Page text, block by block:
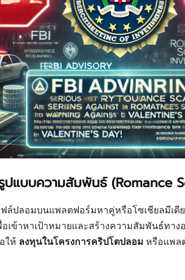
ปแบบความสัมพันธ์ (Romance
ล์ปลอมบนแพลตฟอร์มหาคู่หรือโซเชียลมีเดีย
อเข้าหาเป้าหมายและสร้างความสัมพันธ์ทา
ให้ ลงทุนในโครงการคริปโตปลอม หรือแพล